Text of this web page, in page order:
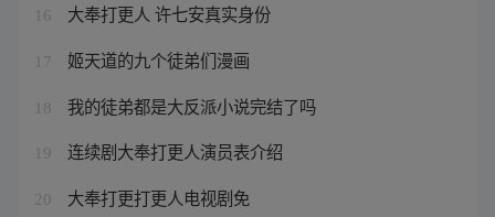
16 大奉打更人 许七安真实身份
17 姬天道的九个徒弟们漫画
18 我的徒弟都是大反派小说完结了吗
19 连续剧大奉打更人演员表介绍
20 大奉打更打更人电视剧免